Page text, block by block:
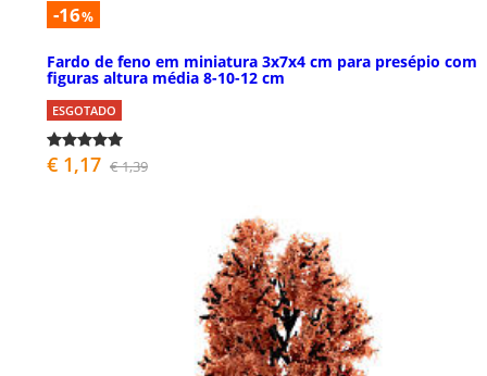
-16%
Fardo de feno em miniatura 3x7x4 cm para presépio com
figuras altura média 8-10-12 cm
ESGOTADO
€ 1,17 € 1,39